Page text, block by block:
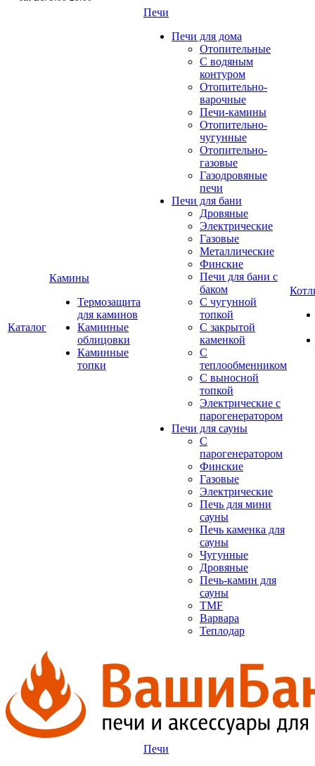
Каталог
Камины
Термозащита
для каминов
Каминные
облицовки
Каминные
топки
Печи
Печи для дома
Отопительные
C водяным
контуром
Отопительно-
варочные
Печи-камины
Отопительно-
чугунные
Отопительно-
газовые
Газодровяные
печи
Печи для бани
Дровяные
Электрические
Газовые
Металлические
Финские
Печи для бани с
баком
С чугунной
топкой
С закрытой
каменкой
С
теплообменником
С выносной
топкой
Электрические с
парогенератором
Печи для сауны
С
парогенератором
Финские
Газовые
Электрические
Печь для мини
сауны
Печь каменка для
сауны
Чугунные
Дровяные
Печь-камин для
сауны
TMF
Варвара
Теплодар
Печи